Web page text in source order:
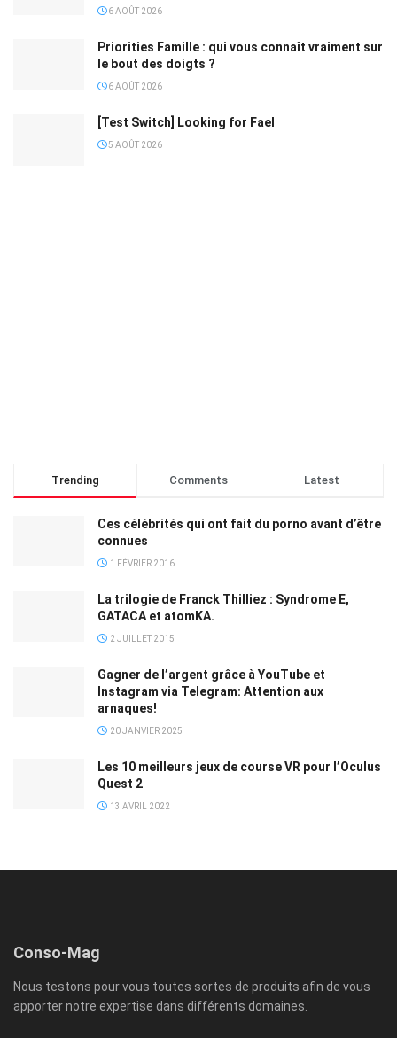
6 AOÛT 2026
Priorities Famille : qui vous connaît vraiment sur
le bout des doigts ?
6 AOÛT 2026
[Test Switch] Looking for Fael
5 AOÛT 2026
Trending Comments Latest
Ces célébrités qui ont fait du porno avant d’être
connues
1 FÉVRIER 2016
La trilogie de Franck Thilliez : Syndrome E,
GATACA et atomKA.
2 JUILLET 2015
Gagner de l’argent grâce à YouTube et
Instagram via Telegram: Attention aux
arnaques!
20 JANVIER 2025
Les 10 meilleurs jeux de course VR pour l’Oculus
Quest 2
13 AVRIL 2022
Conso-Mag
Nous testons pour vous toutes sortes de produits afin de vous
apporter notre expertise dans différents domaines.